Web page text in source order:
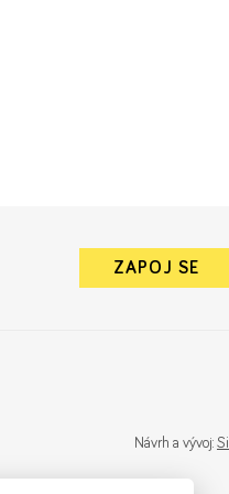
ZAPOJ SE
Návrh a vývoj: